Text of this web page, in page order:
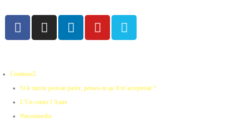
Créations
Si le miroir pouvait parler, penses-tu qu’il m’accepterait ?
L’Un contre l’Autre
#lacommedia